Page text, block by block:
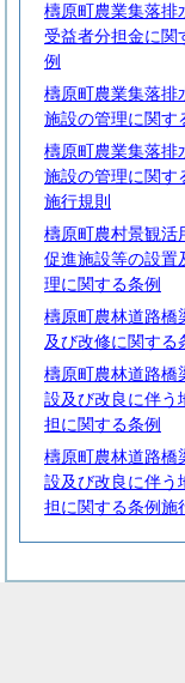
檮原町農業集落排
受益者分担金に関
例
檮原町農業集落排
施設の管理に関す
檮原町農業集落排
施設の管理に関す
施行規則
檮原町農村景観活
促進施設等の設置
理に関する条例
檮原町農林道路橋
及び改修に関する
檮原町農林道路橋
設及び改良に伴う
担に関する条例
檮原町農林道路橋
設及び改良に伴う
担に関する条例施